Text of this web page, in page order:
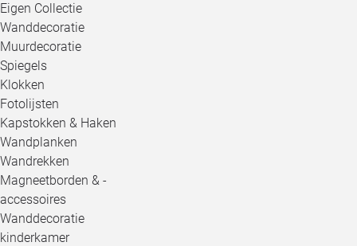
Eigen Collectie
Wanddecoratie
Muurdecoratie
Spiegels
Klokken
Fotolijsten
Kapstokken & Haken
Wandplanken
Wandrekken
Magneetborden & -
accessoires
Wanddecoratie
kinderkamer